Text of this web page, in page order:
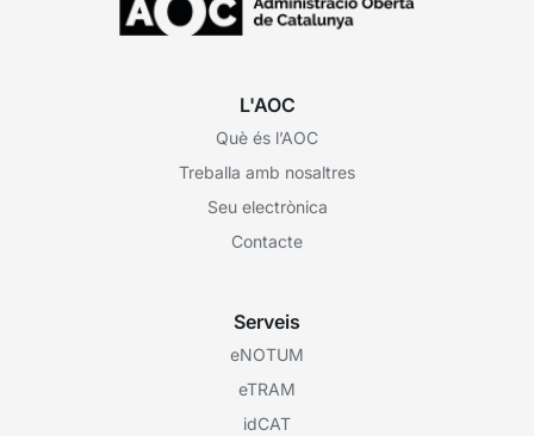
L'AOC
Què és l’AOC
Treballa amb nosaltres
Seu electrònica
Contacte
Serveis
eNOTUM
eTRAM
idCAT